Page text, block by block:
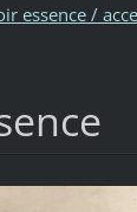
essence /